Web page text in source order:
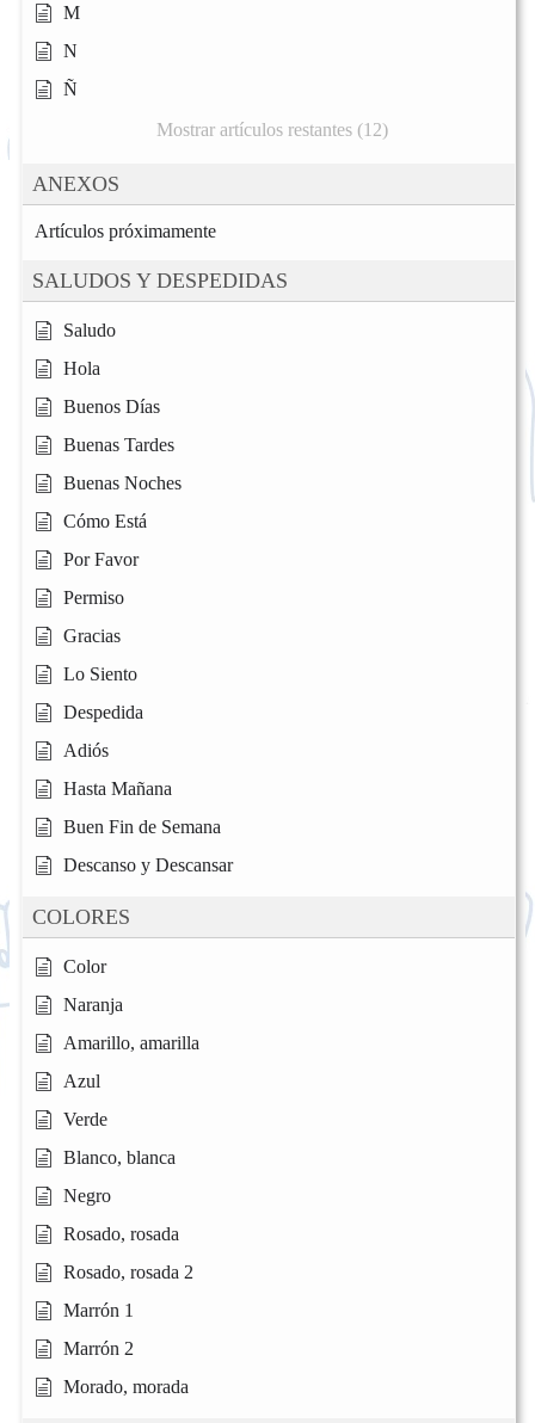
M
N
Ñ
Mostrar artículos restantes (12)
ANEXOS
Artículos próximamente
SALUDOS Y DESPEDIDAS
Saludo
Hola
Buenos Días
Buenas Tardes
Buenas Noches
Cómo Está
Por Favor
Permiso
Gracias
Lo Siento
Despedida
Adiós
Hasta Mañana
Buen Fin de Semana
Descanso y Descansar
COLORES
Color
Naranja
Amarillo, amarilla
Azul
Verde
Blanco, blanca
Negro
Rosado, rosada
Rosado, rosada 2
Marrón 1
Marrón 2
Morado, morada